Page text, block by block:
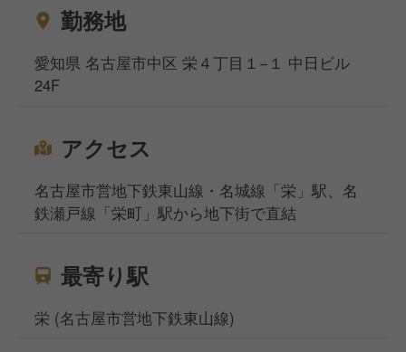
勤務地
愛知県 名古屋市中区 栄４丁目１−１ 中日ビル
24F
アクセス
名古屋市営地下鉄東山線・名城線「栄」駅、名
鉄瀬戸線「栄町」駅から地下街で直結
最寄り駅
栄 (名古屋市営地下鉄東山線)